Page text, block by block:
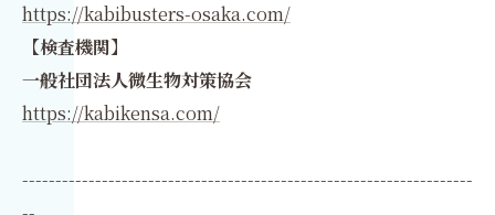
https://kabibusters-osaka.com/
【検査機関】
一般社団法人微生物対策協会
https://kabikensa.com/
--------------------------------------------------------------------